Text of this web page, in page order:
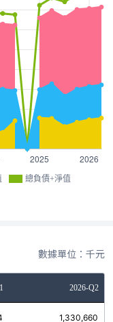
總負債+淨值
數據單位：千元
2026-Q2
1,330,660